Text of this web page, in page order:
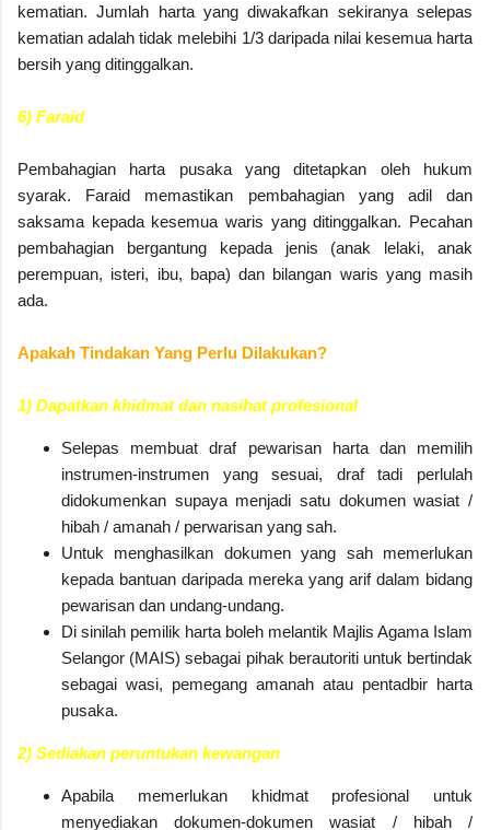
kematian. Jumlah harta yang diwakafkan sekiranya selepas
kematian adalah tidak melebihi 1/3 daripada nilai kesemua harta
bersih yang ditinggalkan.
6) Faraid
Pembahagian harta pusaka yang ditetapkan oleh hukum
syarak. Faraid memastikan pembahagian yang adil dan
saksama kepada kesemua waris yang ditinggalkan. Pecahan
pembahagian bergantung kepada jenis (anak lelaki, anak
perempuan, isteri, ibu, bapa) dan bilangan waris yang masih
ada.
Apakah Tindakan Yang Perlu Dilakukan?
1) Dapatkan khidmat dan nasihat profesional
Selepas membuat draf pewarisan harta dan memilih
instrumen-instrumen yang sesuai, draf tadi perlulah
didokumenkan supaya menjadi satu dokumen wasiat /
hibah / amanah / perwarisan yang sah.
Untuk menghasilkan dokumen yang sah memerlukan
kepada bantuan daripada mereka yang arif dalam bidang
pewarisan dan undang-undang.
Di sinilah pemilik harta boleh melantik Majlis Agama Islam
Selangor (MAIS) sebagai pihak berautoriti untuk bertindak
sebagai wasi, pemegang amanah atau pentadbir harta
pusaka.
2) Sediakan peruntukan kewangan
Apabila memerlukan khidmat profesional untuk
menyediakan dokumen-dokumen wasiat / hibah /